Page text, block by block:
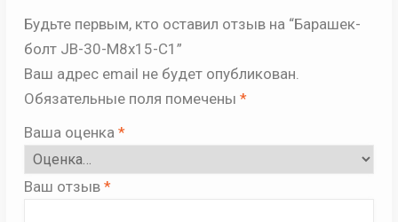
Будьте первым, кто оставил отзыв на “Барашек-
болт JB-30-M8x15-C1”
Ваш адрес email не будет опубликован.
Обязательные поля помечены *
Ваша оценка *
Ваш отзыв *